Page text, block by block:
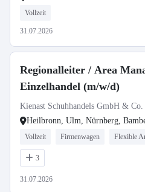
Vollzeit
31.07.2026
Regionalleiter / Area
Einzelhandel (m/w/d)
Kienast Schuhhandels GmbH &
Heilbronn, Ulm, Nürnberg,
Vollzeit Firmenwagen Flexible
3
31.07.2026